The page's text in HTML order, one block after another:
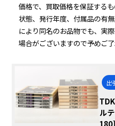
価格で、買取価格を保証する
状態、発行年度、付属品の有
により同名のお品物でも、実
場合がございますので予めご了
出
ル